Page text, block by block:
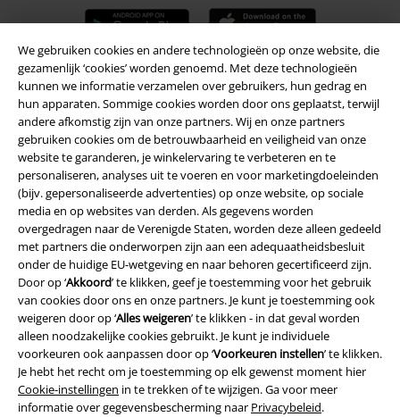
We gebruiken cookies en andere technologieën op onze website, die
gezamenlijk ‘cookies’ worden genoemd. Met deze technologieën
kunnen we informatie verzamelen over gebruikers, hun gedrag en
hun apparaten. Sommige cookies worden door ons geplaatst, terwijl
andere afkomstig zijn van onze partners. Wij en onze partners
gebruiken cookies om de betrouwbaarheid en veiligheid van onze
website te garanderen, je winkelervaring te verbeteren en te
personaliseren, analyses uit te voeren en voor marketingdoeleinden
(bijv. gepersonaliseerde advertenties) op onze website, op sociale
media en op websites van derden. Als gegevens worden
overgedragen naar de Verenigde Staten, worden deze alleen gedeeld
met partners die onderworpen zijn aan een adequaatheidsbesluit
onder de huidige EU-wetgeving en naar behoren gecertificeerd zijn.
Door op ‘Akkoord’ te klikken, geef je toestemming voor het gebruik
van cookies door ons en onze partners. Je kunt je toestemming ook
weigeren door op ‘Alles weigeren’ te klikken - in dat geval worden
alleen noodzakelijke cookies gebruikt. Je kunt je individuele
voorkeuren ook aanpassen door op ‘Voorkeuren instellen’ te klikken.
Je hebt het recht om je toestemming op elk gewenst moment hier
Cookie-instellingen in te trekken of te wijzigen. Ga voor meer
informatie over gegevensbescherming naar Privacybeleid.
A Warner Music Group Company
Beveiliging